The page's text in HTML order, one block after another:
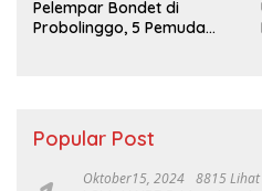
Pelempar Bondet di
Probolinggo, 5 Pemuda
Popular Post
Oktober15, 2024 8815 Lihat